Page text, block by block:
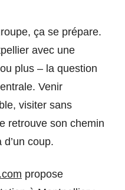
ça se prépare.
avec une
plus – la question
Venir
visiter sans
retrouve son chemin
coup.
propose